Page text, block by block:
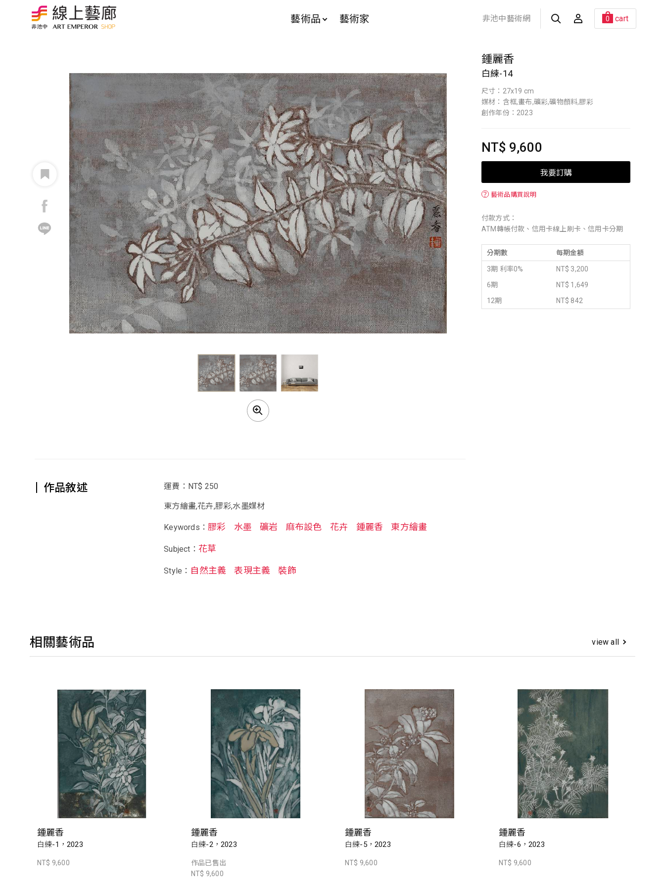
藝術品 藝術家 非池中藝術網 0 cart
鍾麗香
白練-14
尺寸：27x19 cm
媒材：含框,畫布,礦彩,礦物顏料,膠彩
創作年份：2023
NT$ 9,600
我要訂購
？ 藝術品購買說明
付款方式：
ATM轉帳付款、信用卡線上刷卡、信用卡分期
分期數 每期金額
3期 利率0%
NT$ 3,200
6期
NT$ 1,649
12期
NT$ 842
作品敘述 運費：NT$ 250
東方繪畫,花卉,膠彩,水墨媒材
Keywords： 膠彩 水墨 礦岩 麻布設色 花卉 鍾麗香 東方繪畫
Subject： 花草
Style： 自然主義 表現主義 裝飾
相關藝術品 view all
鍾麗香
白練-1，2023
NT$ 9,600
鍾麗香
白練-2，2023
作品已售出
NT$ 9,600
鍾麗香
白練-5，2023
NT$ 9,600
鍾麗香
白練-6，2023
NT$ 9,600